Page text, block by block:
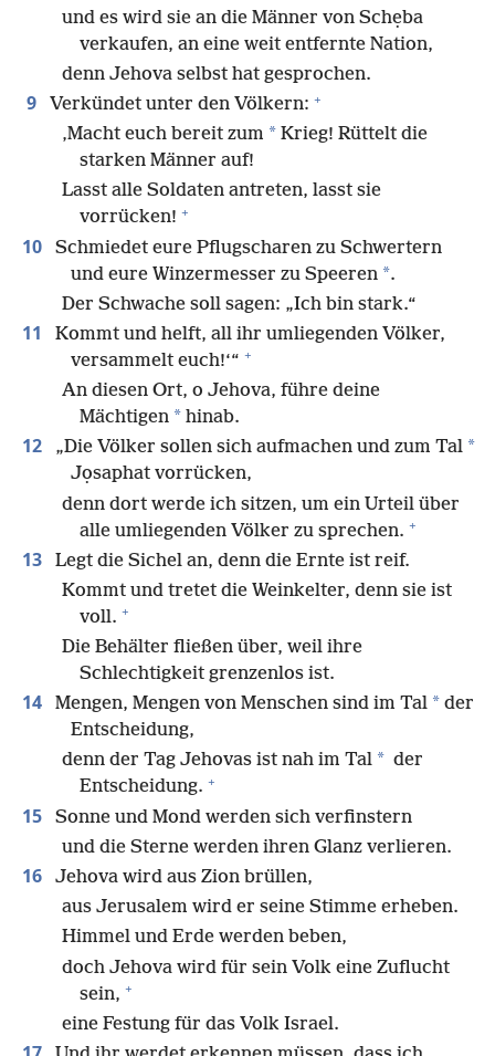
und es wird sie an die Männer von Schẹba
verkaufen, an eine weit entfernte Nation,
denn Jehova selbst hat gesprochen.
9 Verkündet unter den Völkern: +
‚Macht euch bereit zum * Krieg! Rüttelt die
starken Männer auf!
Lasst alle Soldaten antreten, lasst sie
vorrücken! +
10
Schmiedet eure Pflugscharen zu Schwertern
und eure Winzermesser zu Speeren *.
Der Schwache soll sagen: „Ich bin stark.“
11
Kommt und helft, all ihr umliegenden Völker,
versammelt euch!‘“ +
An diesen Ort, o Jehova, führe deine
Mächtigen * hinab.
12 „Die Völker sollen sich aufmachen und zum Tal *
Jọsaphat vorrücken,
denn dort werde ich sitzen, um ein Urteil über
alle umliegenden Völker zu sprechen. +
13
Legt die Sichel an, denn die Ernte ist reif.
Kommt und tretet die Weinkelter, denn sie ist
voll. +
Die Behälter fließen über, weil ihre
Schlechtigkeit grenzenlos ist.
14 Mengen, Mengen von Menschen sind im Tal * der
Entscheidung,
denn der Tag Jehovas ist nah im Tal * der
Entscheidung. +
15
Sonne und Mond werden sich verfinstern
und die Sterne werden ihren Glanz verlieren.
16
Jehova wird aus Zion brüllen,
aus Jerusalem wird er seine Stimme erheben.
Himmel und Erde werden beben,
doch Jehova wird für sein Volk eine Zuflucht
sein, +
eine Festung für das Volk Israel.